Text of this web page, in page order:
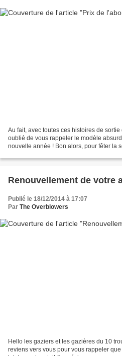
Au fait, avec toutes ces histoires de
oublié de vous rappeler le modèle
nouvelle année ! Bon alors, pour fêter la
Renouvellement de votre
Publié le 18/12/2014 à 17:07
Par The Overblowers
Hello les gaziers et les gazières du 10
reviens vers vous pour vous rappeler